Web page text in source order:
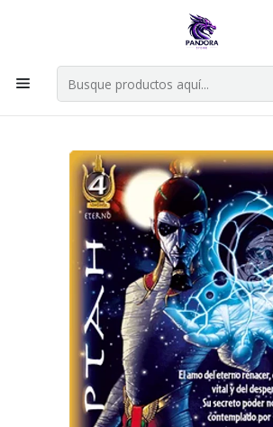
Por compras en cartas singles superiores a
Explorar singles
Inicio Juegos de cartas TCG Mitos y
Singles Primer Bloque MYL